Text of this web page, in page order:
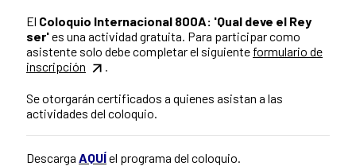
El Coloquio Internacional 800A: 'Qual deve el Rey
ser'es una actividad gratuita. Para participar como
asistente solo debe completar el siguiente formulario de
inscripción
.
Se otorgarán certificados a quienes asistan a las
actividades del coloquio.
Descarga AQUÍel programa del coloquio.